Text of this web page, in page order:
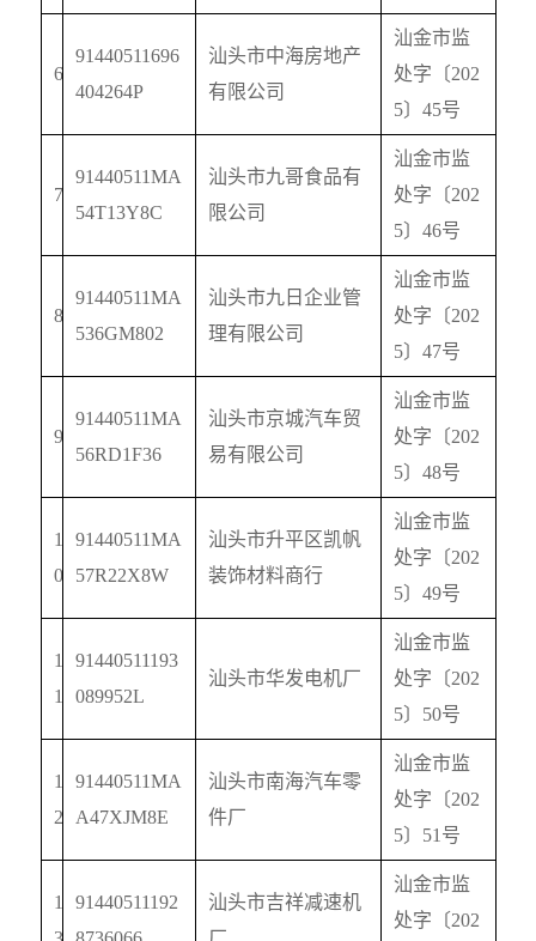
6
91440511696
404264P
汕头市中海房地产
有限公司
汕金市监
处字〔202
5〕 45号
7
91440511MA
54T13Y8C
汕头市九哥食品有
限公司
汕金市监
处字〔202
5〕 46号
8
91440511MA
536GM802
汕头市九日企业管
理有限公司
汕金市监
处字〔202
5〕 47号
9
91440511MA
56RD1F36
汕头市京城汽车贸
易有限公司
汕金市监
处字〔202
5〕 48号
1
0
91440511MA
57R22X8W
汕头市升平区凯帆
装饰材料商行
汕金市监
处字〔202
5〕 49号
1
1
91440511193
089952L
汕头市华发电机厂
汕金市监
处字〔202
5〕 50号
1
2
91440511MA
A47XJM8E
汕头市南海汽车零
件厂
汕金市监
处字〔202
5〕 51 号
1
91440511192
汕头市吉祥减速机
汕金市监
处字〔202